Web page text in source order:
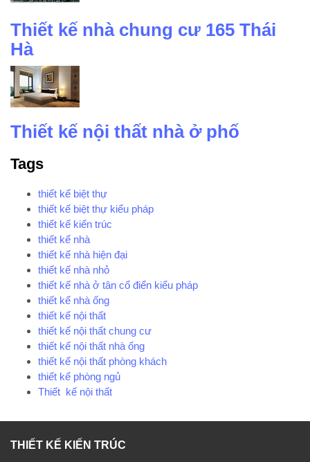
Thiết kế nhà chung cư 165 Thái
Hà
Thiết kế nội thất nhà ở phố
Tags
thiết kế biệt thự
thiết kế biệt thự kiểu pháp
thiết kế kiến trúc
thiết kế nhà
thiết kế nhà hiện đại
thiết kế nhà nhỏ
thiết kế nhà ở tân cổ điển kiểu pháp
thiết kế nhà ống
thiết kế nội thất
thiết kế nội thất chung cư
thiết kế nội thất nhà ống
thiết kế nội thất phòng khách
thiết kế phòng ngủ
Thiết kế nội thất
THIẾT KẾ KIẾN TRÚC